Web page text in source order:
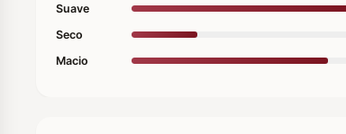
Suave
Seco
Macio